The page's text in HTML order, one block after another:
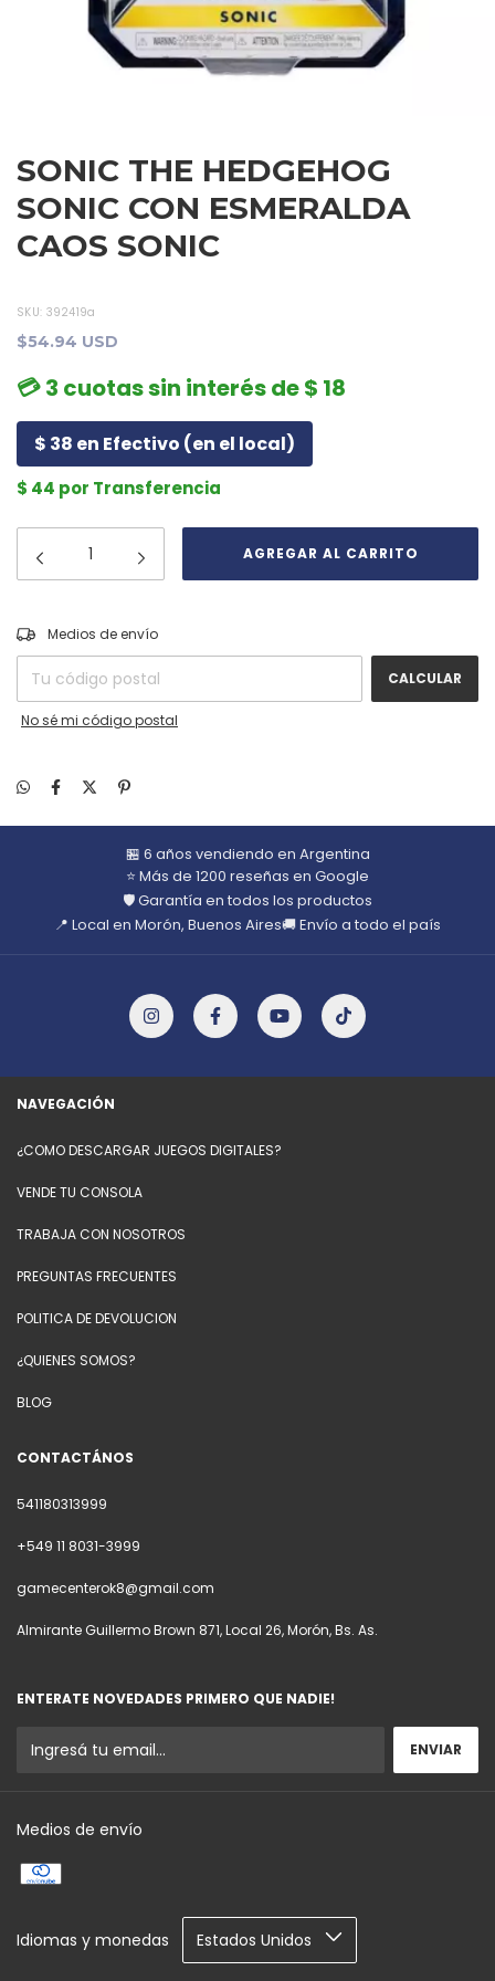
SONIC THE HEDGEHOG
SONIC CON ESMERALDA
CAOS SONIC
SKU: 392419a
$54.94 USD
💳 3 cuotas sin interés de $ 18
$ 38 en Efectivo (en el local)
$ 44 por Transferencia
Entregas para el CP:
Medios de envío
CALCULAR
No sé mi código postal
🏪 6 años vendiendo en Argentina
⭐ Más de 1200 reseñas en Google
🛡️ Garantía en todos los productos
📍 Local en Morón, Buenos Aires🚚 Envío a todo el país
NAVEGACIÓN
¿COMO DESCARGAR JUEGOS DIGITALES?
VENDE TU CONSOLA
TRABAJA CON NOSOTROS
PREGUNTAS FRECUENTES
POLITICA DE DEVOLUCION
¿QUIENES SOMOS?
BLOG
CONTACTÁNOS
541180313999
+549 11 8031-3999
gamecenterok8@gmail.com
Almirante Guillermo Brown 871, Local 26, Morón, Bs. As.
ENTERATE NOVEDADES PRIMERO QUE NADIE!
Medios de envío
Idiomas y monedas